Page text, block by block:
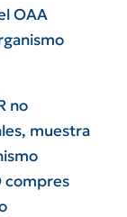
OAA
no
muestra
compres